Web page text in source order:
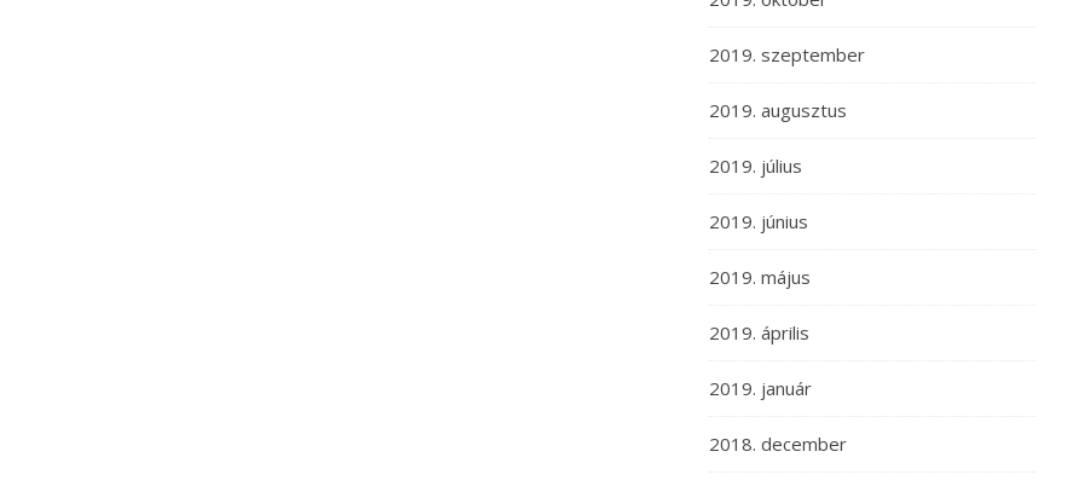
2019. szeptember
2019. augusztus
2019. július
2019. június
2019. május
2019. április
2019. január
2018. december